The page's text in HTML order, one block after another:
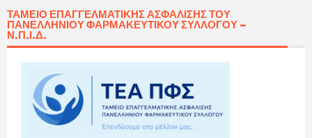
ΤΑΜΕΊΟ ΕΠΑΓΓΕΛΜΑΤΙΚΉΣ ΑΣΦΆΛΙΣΗΣ ΤΟΥ
ΠΑΝΕΛΛΗΝΊΟΥ ΦΑΡΜΑΚΕΥΤΙΚΟΎ ΣΥΛΛΌΓΟΥ –
Ν.Π.Ι.Δ.